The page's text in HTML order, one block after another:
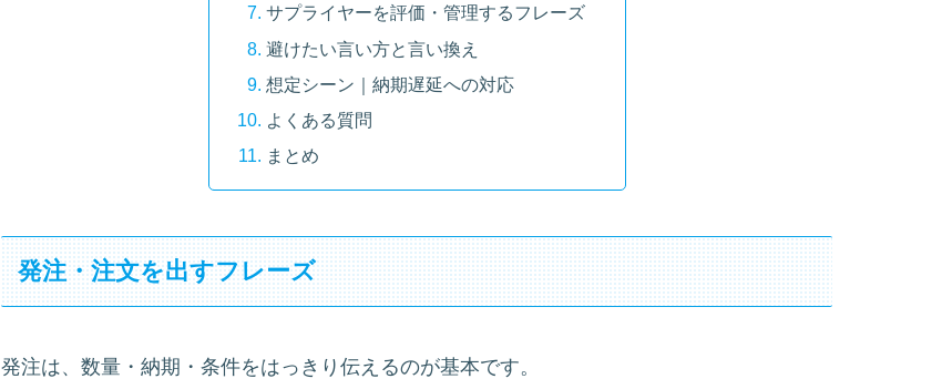
サプライヤーを評価・管理するフレーズ
避けたい言い方と言い換え
想定シーン｜納期遅延への対応
よくある質問
まとめ
発注・注文を出すフレーズ
発注は、数量・納期・条件をはっきり伝えるのが基本です。